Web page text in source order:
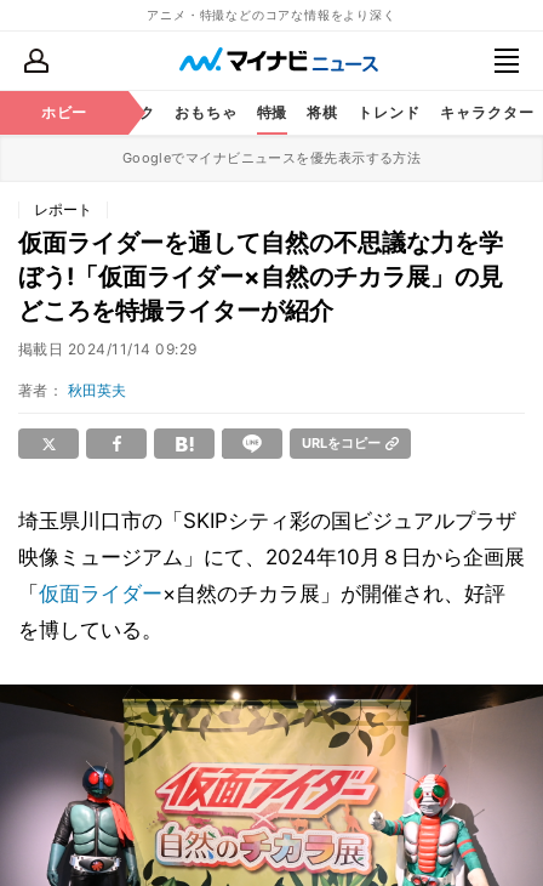
アニメ・特撮などのコアな情報をより深く
ホビー
鉄道 コミック おもちゃ 特撮 将棋 トレンド キャラクター
Googleでマイナビニュースを優先表示する方法
レポート
仮面ライダーを通して自然の不思議な力を学
ぼう!「仮面ライダー×自然のチカラ展」の見
どころを特撮ライターが紹介
掲載日 2024/11/14 09:29
著者： 秋田英夫
URLをコピー
埼玉県川口市の「SKIPシティ彩の国ビジュアルプラザ
映像ミュージアム」にて、2024年10月８日から企画展
「 仮面ライダー×自然のチカラ展」が開催され、好評
を博している。